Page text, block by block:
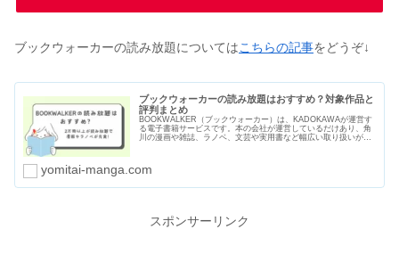
ブックウォーカーの読み放題についてはこちらの記事をどうぞ↓
ブックウォーカーの読み放題はおすすめ？対象作品と
評判まとめ
BOOKWALKER（ブックウォーカー）は、KADOKAWAが運営す
る電子書籍サービスです。本の会社が運営しているだけあり、角
川の漫画や雑誌、ラノベ、文芸や実用書など幅広い取り扱いがあ
yomitai-manga.com
スポンサーリンク